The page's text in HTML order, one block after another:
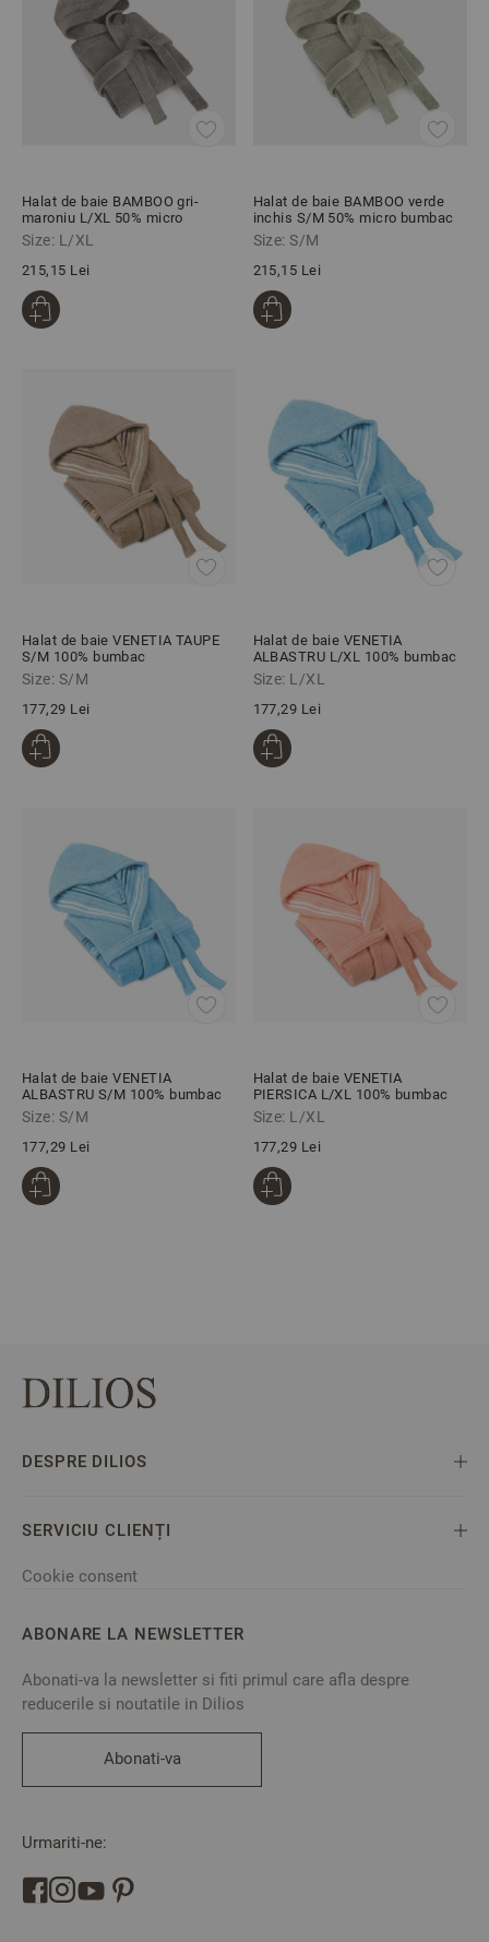
Halat de baie BAMBOO gri-
maroniu L/XL 50% micro
bumbac 50% bambus
Size: L/XL
215,15 Lei
Halat de baie BAMBOO verde
inchis S/M 50% micro bumbac
50% bambus
Size: S/M
215,15 Lei
Halat de baie VENETIA TAUPE
S/M 100% bumbac
Size: S/M
177,29 Lei
Halat de baie VENETIA
ALBASTRU L/XL 100% bumbac
Size: L/XL
177,29 Lei
Halat de baie VENETIA
ALBASTRU S/M 100% bumbac
Size: S/M
177,29 Lei
Halat de baie VENETIA
PIERSICA L/XL 100% bumbac
Size: L/XL
177,29 Lei
DESPRE DILIOS
SERVICIU CLIENȚI
Cookie consent
ABONARE LA NEWSLETTER
Abonati-va la newsletter si fiti primul care afla despre
reducerile si noutatile in Dilios
Abonati-va
Urmariti-ne: